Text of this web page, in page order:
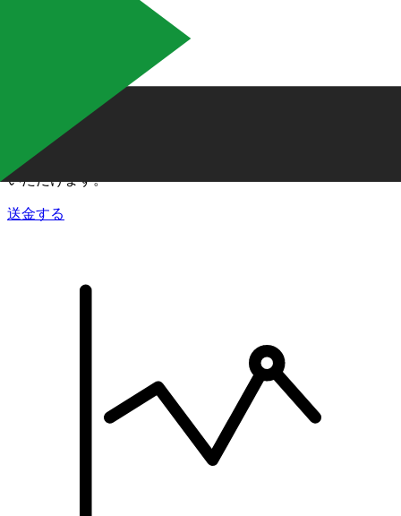
Xe 国際送金
オンラインの送金が迅速、安全、簡単に行えます。ライブの
追跡と通知に加え、柔軟な配信と支払いオプションをご利用
いただけます。
送金する